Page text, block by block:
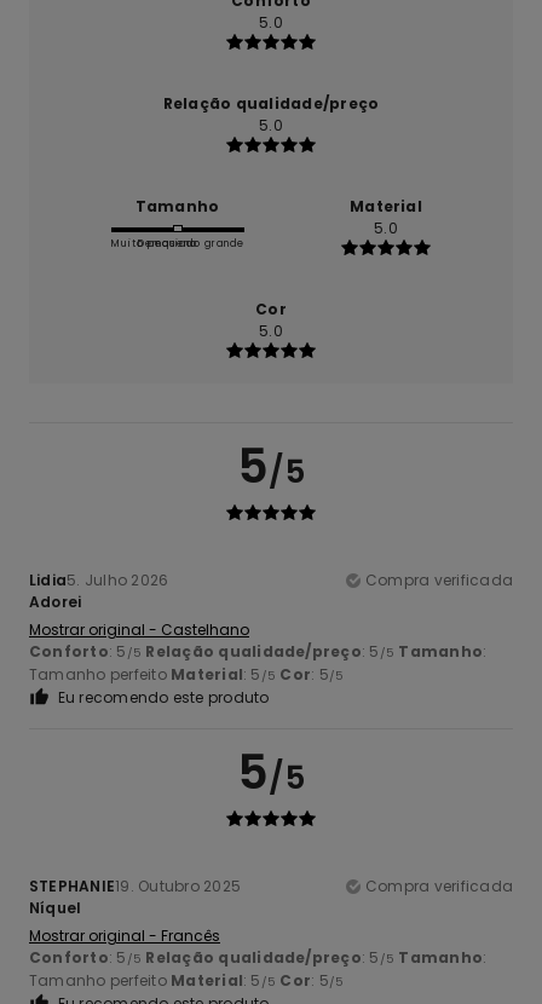
5.0
Relação qualidade/preço
5.0
Tamanho
Muito pequeno
Demasiado grande
Material
5.0
Cor
5.0
5/5
Lidia5. Julho 2026
Compra verificada
Adorei
Mostrar original - Castelhano
Conforto: 5 /5 Relação qualidade/preço: 5 /5 Tamanho:
Tamanho perfeito Material: 5 /5 Cor: 5/5
Eu recomendo este produto
5/5
STEPHANIE19. Outubro 2025
Compra verificada
Níquel
Mostrar original - Francês
Conforto: 5 /5 Relação qualidade/preço: 5 /5 Tamanho:
Tamanho perfeito Material: 5 /5 Cor: 5/5